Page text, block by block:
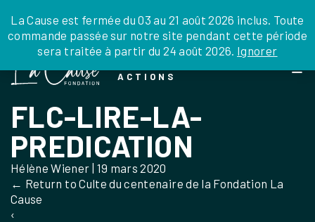
to
the
La Cause est fermée du 03 au 21 août 2026 inclus. Toute
commande passée sur notre site pendant cette période
sera traitée à partir du 24 août 2026. Ignorer
JE DONNE JE PARRAINE NOUS SOUTENIR
DEPUIS LA FRANCE
DEPUIS L’INTERNATIONAL
EN TANT QU’ORGANISATION
LEGS, LIBÉRALITÉS
0 ARTICLE
ACTIONS
FLC-LIRE-LA-
PREDICATION
Hélène Wiener | 19 mars 2020
← Return to Culte du centenaire de la Fondation La
Cause
‹